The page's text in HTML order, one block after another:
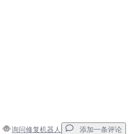
询问修复机器人 添加一条评论